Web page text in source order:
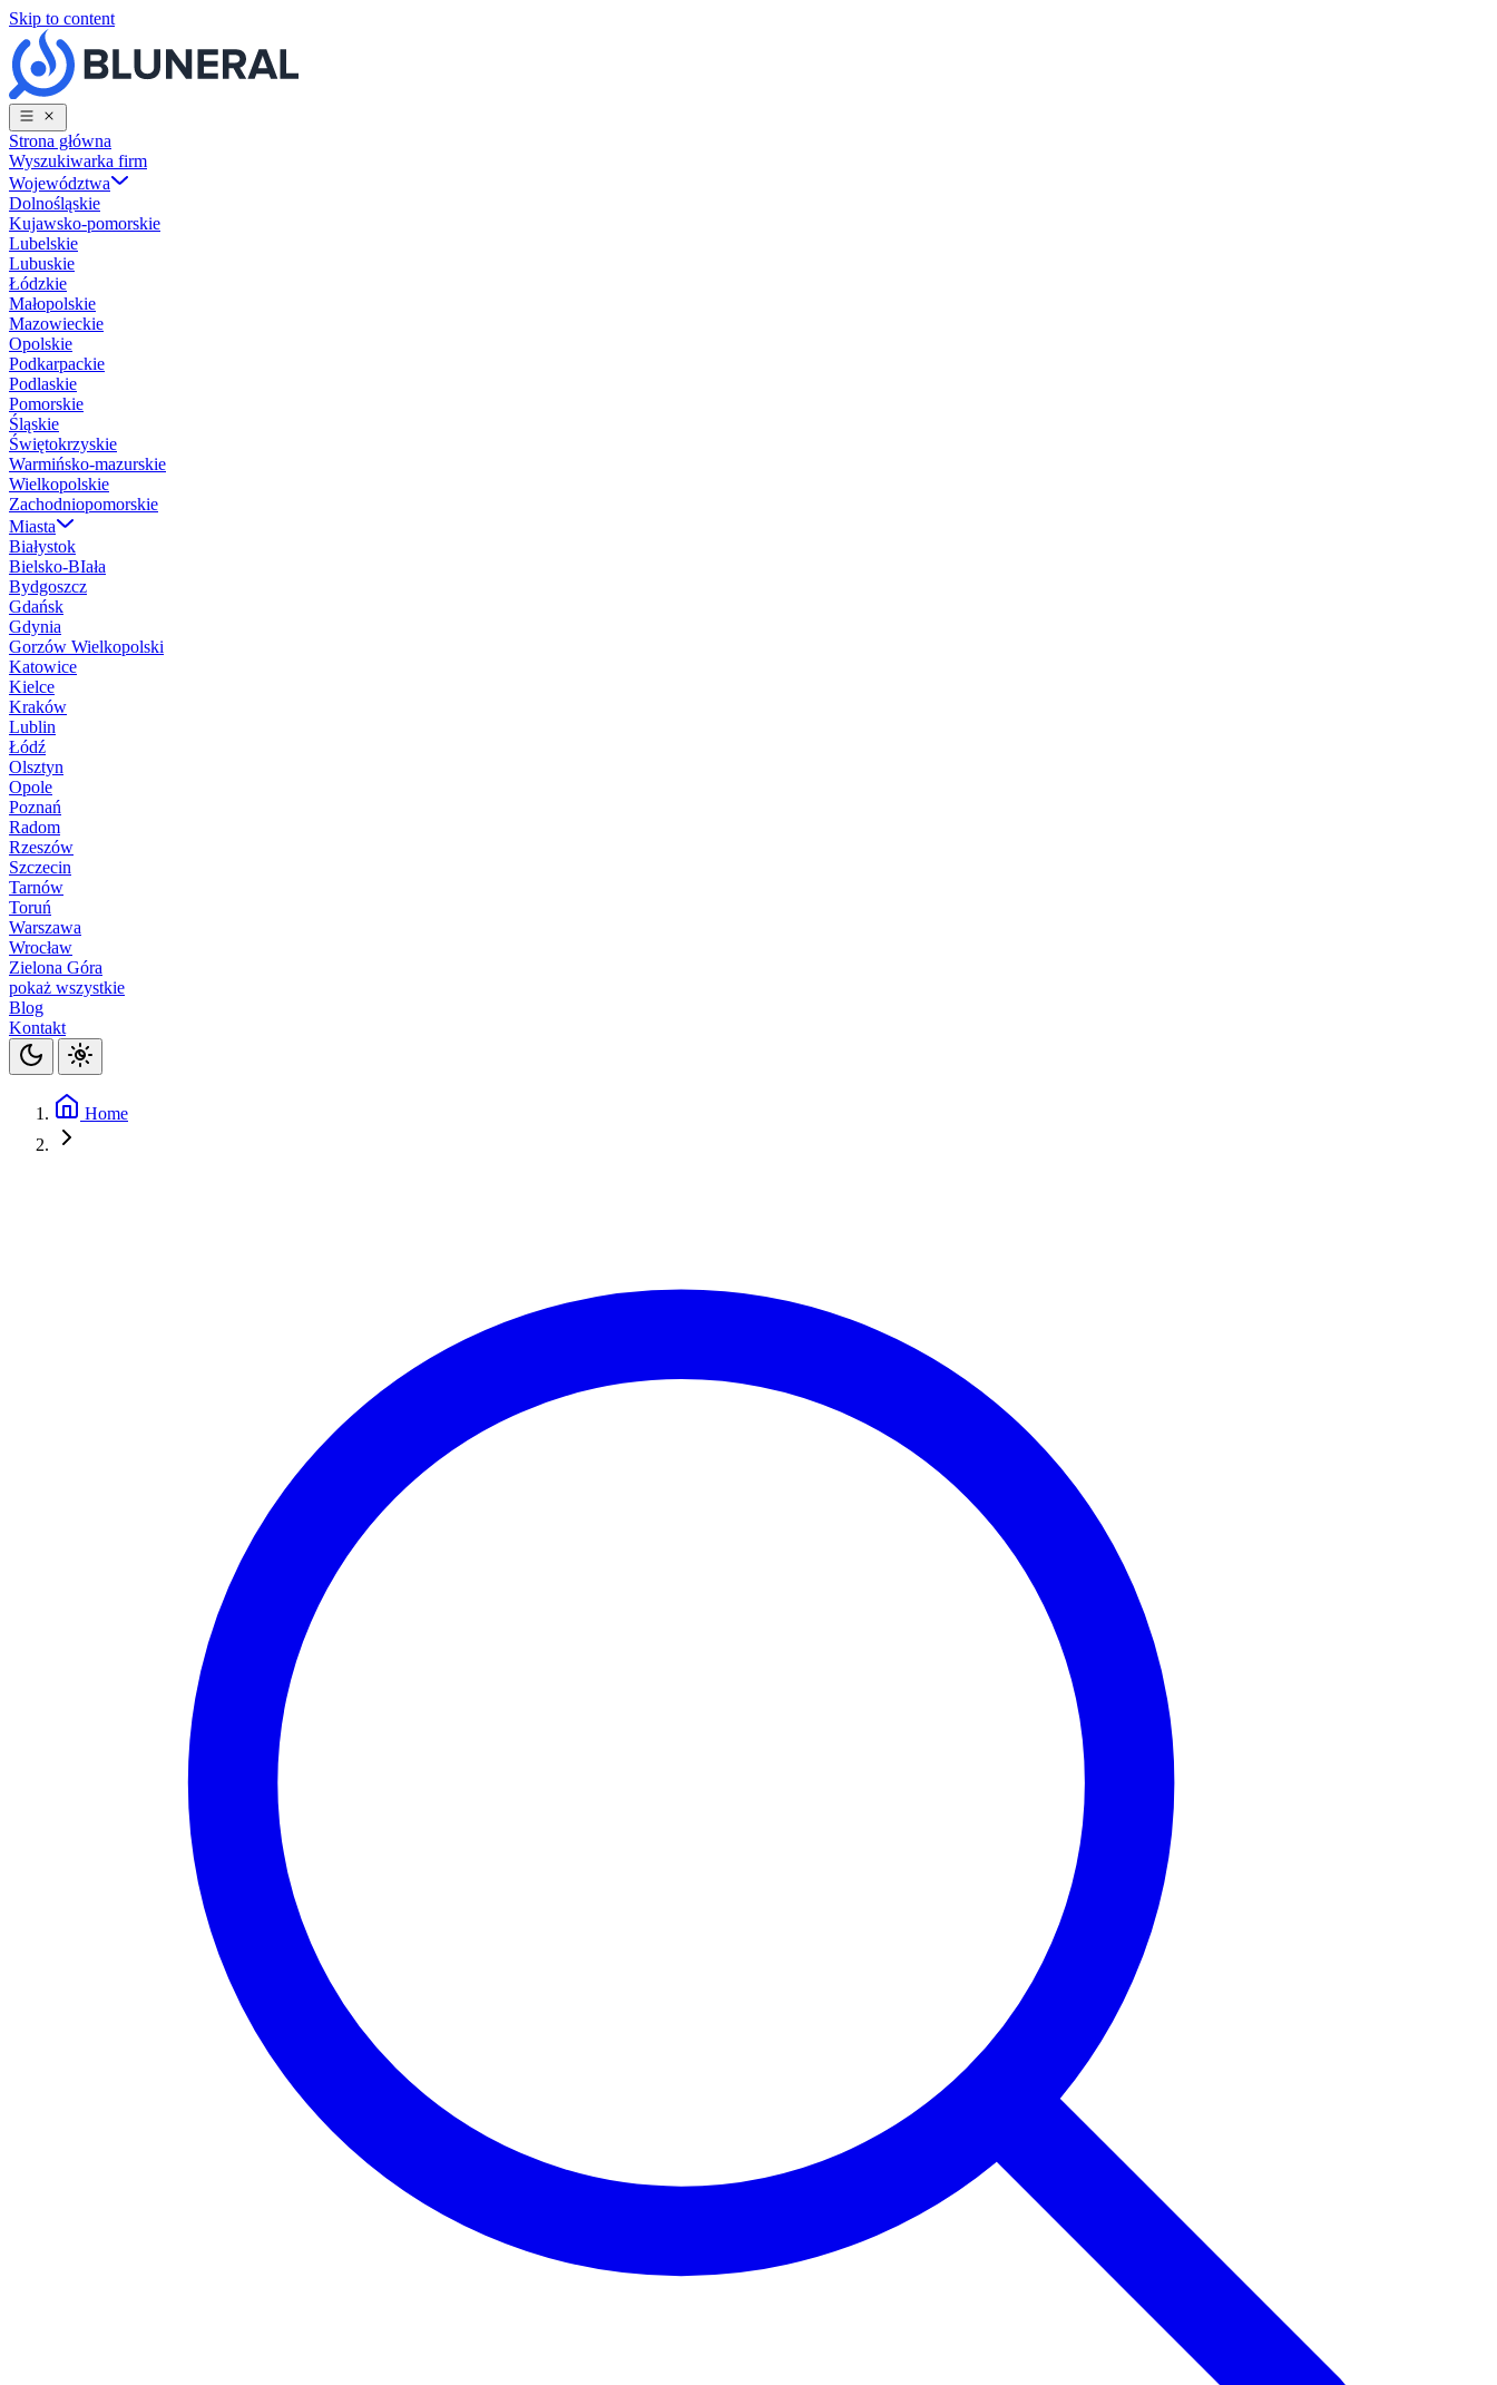
Skip to content
Strona główna
Wyszukiwarka firm
Województwa
Dolnośląskie
Kujawsko-pomorskie
Lubelskie
Lubuskie
Łódzkie
Małopolskie
Mazowieckie
Opolskie
Podkarpackie
Podlaskie
Pomorskie
Śląskie
Świętokrzyskie
Warmińsko-mazurskie
Wielkopolskie
Zachodniopomorskie
Miasta
Białystok
Bielsko-BIała
Bydgoszcz
Gdańsk
Gdynia
Gorzów Wielkopolski
Katowice
Kielce
Kraków
Lublin
Łódź
Olsztyn
Opole
Poznań
Radom
Rzeszów
Szczecin
Tarnów
Toruń
Warszawa
Wrocław
Zielona Góra
pokaż wszystkie
Blog
Kontakt
Home